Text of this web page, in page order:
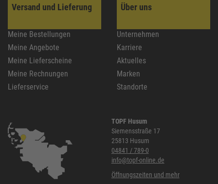
Versand und Lieferung
Meine Bestellungen
Meine Angebote
Meine Lieferscheine
Meine Rechnungen
Lieferservice
Über uns
Unternehmen
Karriere
Aktuelles
Marken
Standorte
TOPF Husum
Siemensstraße 17
25813 Husum
04841 / 789-0
info@topf-online.de
Öffnungszeiten und mehr